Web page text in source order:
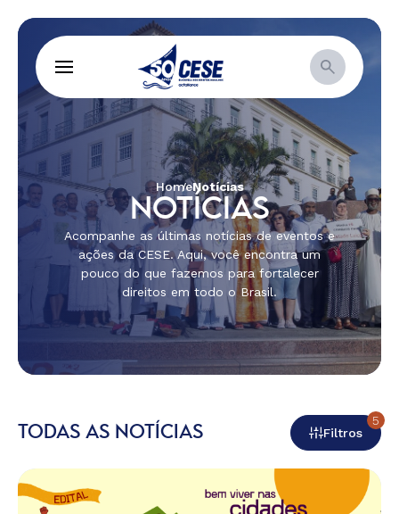
HomeNotícias
NOTÍCIAS
Acompanhe as últimas notícias de eventos e
ações da CESE. Aqui, você encontra um
pouco do que fazemos para fortalecer
direitos em todo o Brasil.
TODAS AS NOTÍCIAS Filtros
5